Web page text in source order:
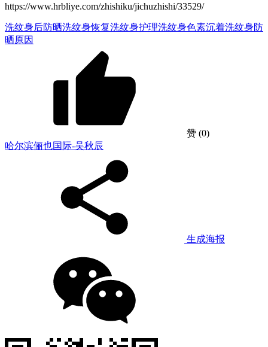
https://www.hrbliye.com/zhishiku/jichuzhishi/33529/
洗纹身后防晒洗纹身恢复洗纹身护理洗纹身色素沉着洗纹身防
晒原因
赞 (0)
哈尔滨俪也国际-吴秋辰
生成海报